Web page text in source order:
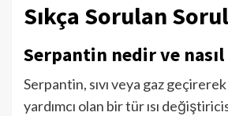
Sıkça Sorulan
Serpantin nedir ve nasıl
Serpantin, sıvı veya gaz
yardımcı olan bir tür ısı